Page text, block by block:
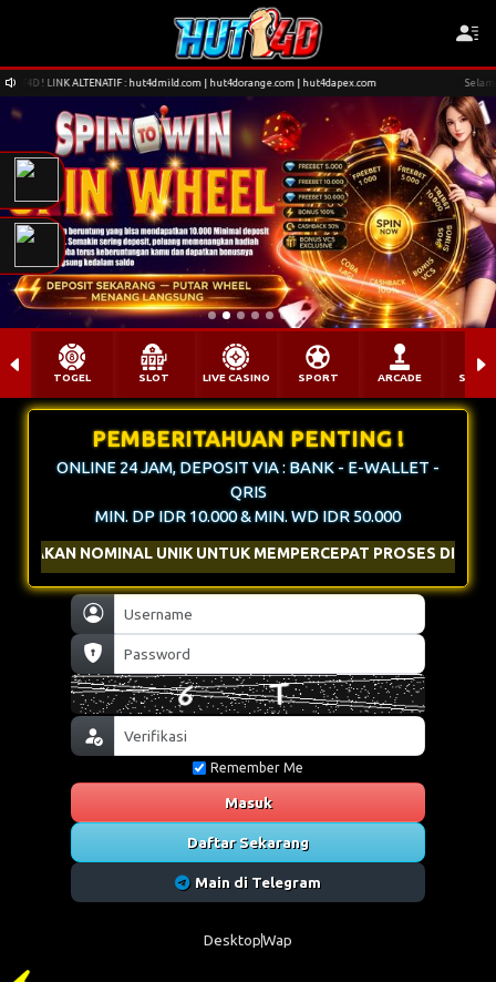
: hut4dmild.com | hut4dorange.com | hut4dapex.com Selamat datang di Situs
Remember Me
Masuk
Daftar Sekarang
Main di Telegram
TOGEL SLOT LIVE CASINO SPORT ARCADE
PEMBERITAHUAN PENTING !
ONLINE 24 JAM, DEPOSIT VIA : BANK - E-WALLET -
QRIS
MIN. DP IDR 10.000 & MIN. WD IDR 50.000
UNIK UNTUK MEMPERCEPAT PROSES DEPOSIT
DesktopWap